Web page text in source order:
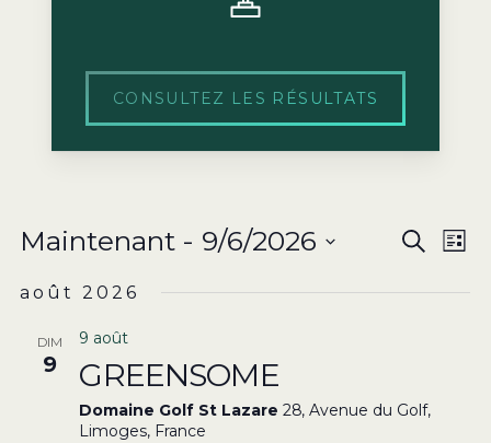
CONSULTEZ LES RÉSULTATS
ET
DE
Liste
Maintenant - 9/6/2026
date.
août 2026
DIM
9
9 août
GREENSOME
Domaine Golf St Lazare 28, Avenue du Golf,
Limoges, France